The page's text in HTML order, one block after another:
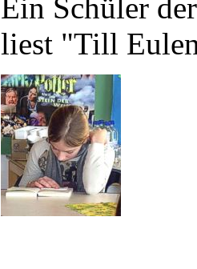
Ein Schüler
liest "Till